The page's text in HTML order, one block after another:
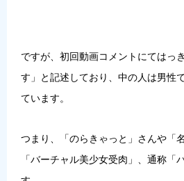
ですが、初回動画コメントにてはっ
す 」と記述しており、中の人は男性
ています。
つまり、「のらきゃっと」さんや「
「バーチャル美少女受肉 」、通称「